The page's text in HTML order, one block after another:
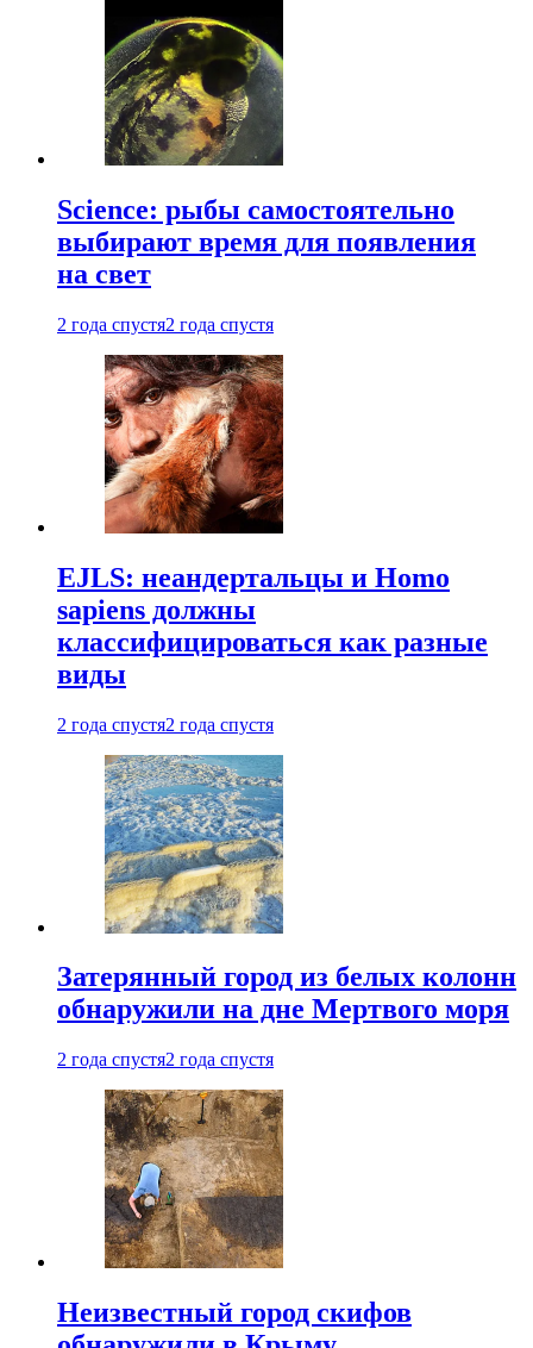
Science: рыбы самостоятельно
выбирают время для появления
на свет
2 года спустя2 года спустя
EJLS: неандертальцы и Homo
sapiens должны
классифицироваться как разные
виды
2 года спустя2 года спустя
Затерянный город из белых колонн
обнаружили на дне Мертвого моря
2 года спустя2 года спустя
Неизвестный город скифов